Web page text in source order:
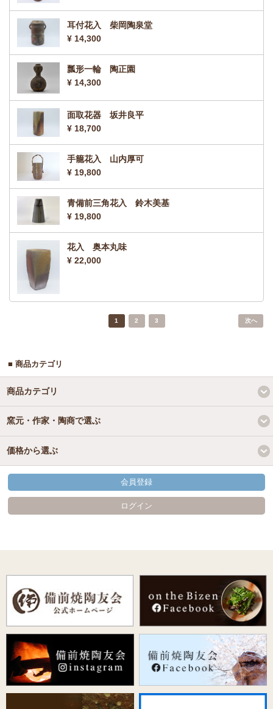
耳付花入 柴岡陶泉堂
¥ 14,300
瓢形一輪 陶正園
¥ 14,300
面取花器 坂井良平
¥ 18,700
手籠花入 山内厚可
¥ 19,800
青備前三角花入 鈴木美基
¥ 19,800
花入 奥本丸味
¥ 22,000
1 2 3 次へ
■ 商品カテゴリ
商品カテゴリ
窯元・作家・陶商で選ぶ
価格から選ぶ
会員登録
ログイン